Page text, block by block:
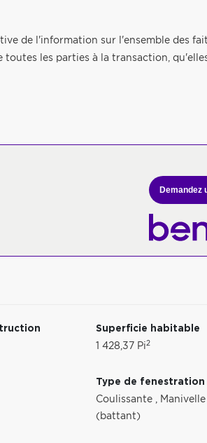
de l'information sur l'ensemble des
les parties à la transaction,
Demandez
Superficie habitable
1 428,37 Pi2
Type de fenestration
Coulissante , Manivelle
(battant)